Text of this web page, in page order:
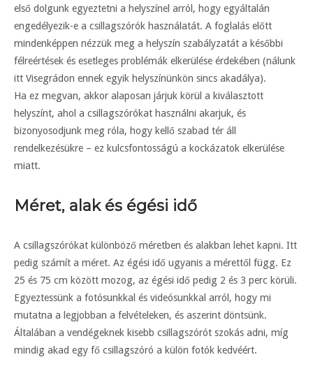
első dolgunk egyeztetni a helyszínel arról, hogy egyáltalán
engedélyezik-e a csillagszórók használatát. A foglalás előtt
mindenképpen nézzük meg a helyszín szabályzatát a későbbi
félreértések és esetleges problémák elkerülése érdekében (nálunk
itt Visegrádon ennek egyik helyszínünkön sincs akadálya).
Ha ez megvan, akkor alaposan járjuk körül a kiválasztott
helyszínt, ahol a csillagszórókat használni akarjuk, és
bizonyosodjunk meg róla, hogy kellő szabad tér áll
rendelkezésükre – ez kulcsfontosságú a kockázatok elkerülése
miatt.
Méret, alak és égési idő
A csillagszórókat különböző méretben és alakban lehet kapni. Itt
pedig számít a méret. Az égési idő ugyanis a mérettől függ. Ez
25 és 75 cm között mozog, az égési idő pedig 2 és 3 perc körüli.
Egyeztessünk a fotósunkkal és videósunkkal arról, hogy mi
mutatna a legjobban a felvételeken, és aszerint döntsünk.
Általában a vendégeknek kisebb csillagszórót szokás adni, míg
mindig akad egy fő csillagszóró a külön fotók kedvéért.